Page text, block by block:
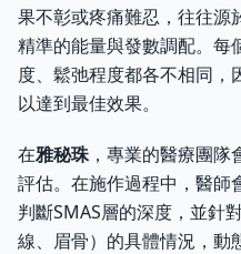
果不彰或疼痛難忍，往往源
精準的能量與發數調配。每
度、鬆弛程度都各不相同，
以達到最佳效果。
在雅秘珠，專業的醫療團隊
評估。在施作過程中，醫師
判斷SMAS層的深度，並針
線、眉骨）的具體情況，動